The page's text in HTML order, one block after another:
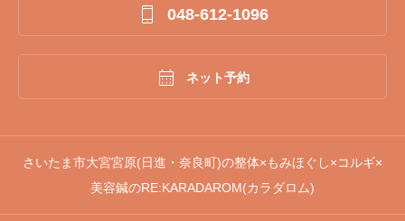
 048-612-1096
 ネット予約
さいたま市大宮宮原(日進・奈良町)の整体×もみほぐし×コルギ×
美容鍼のRE:KARADAROM(カラダロム)